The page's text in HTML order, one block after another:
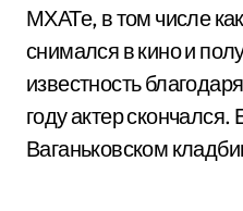
МХАТе, в том числе
снимался в кино и
известность
году актер скончался.
Ваганьковском